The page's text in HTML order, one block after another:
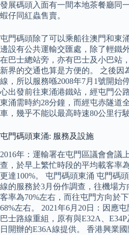
發展碼頭入面有一間本地茶餐廳同
蝦仔同紅蟲售賣。
屯門碼頭除了可以乘船往澳門和東
邊設有公共運輸交匯處，除了輕鐵
在巴士總站旁，亦有巴士及小巴站
新界的交通也算是方便的。 之後因
線，所以服務喺2008年7月1號開始
心出發前往東涌港鐵站，經屯門公
東涌需時約28分鐘，而經屯赤隧道
車，幾乎不能以最高時速80公里行
屯門碼頭東涌: 服務及設施
2016年：運輸署在屯門區議會會議
查，於早上繁忙時段的平均載客率
更達100%。 屯門碼頭東涌 屯門碼
線的服務於3月份作調查，往機場
客率為70%左右，而往屯門方向於
68%左右。 2021年6月20日：因應
巴士路線重組，原有與E32A、
日開辦的E36A線提供。 香港興業